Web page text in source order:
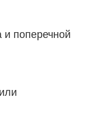
и поперечной